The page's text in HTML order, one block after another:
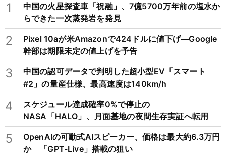
1
中国の火星探査車「祝融」、7億5700万年前の塩水か
らできた一次蒸発岩を発見
2
Pixel 10aが米Amazonで424ドルに値下げ―Google
幹部は期限未定の値上げを予告
3
中国の認可データで判明した超小型EV「スマート
#2」の量産仕様、最高速度は140km/h
4
スケジュール達成確率0%で停止の
NASA「HALO」、月面基地の夜間生存実証へ転用
5
OpenAIの可動式AIスピーカー、価格は最大約6.3万円
か 「GPT-Live」搭載の狙い